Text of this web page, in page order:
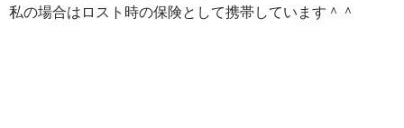
私の場合はロスト時の保険として携帯しています＾＾